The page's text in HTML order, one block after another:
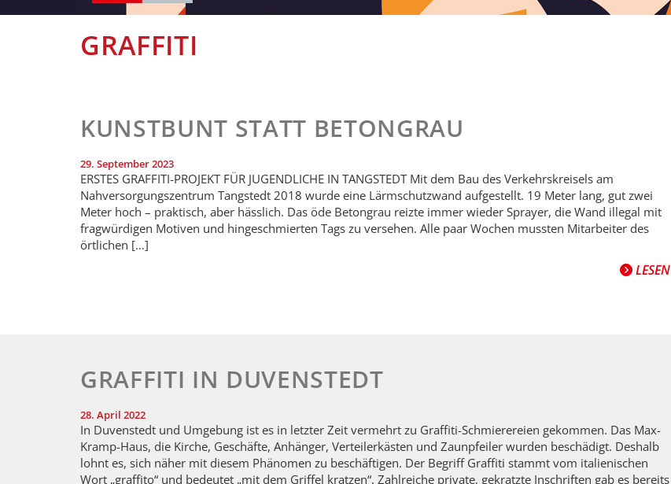
GRAFFITI
KUNSTBUNT STATT BETONGRAU
29. September 2023
ERSTES GRAFFITI-PROJEKT FÜR JUGENDLICHE IN TANGSTEDT Mit dem Bau des Verkehrskreisels am
Nahversorgungszentrum Tangstedt 2018 wurde eine Lärmschutzwand aufgestellt. 19 Meter lang, gut zwei
Meter hoch – praktisch, aber hässlich. Das öde Betongrau reizte immer wieder Sprayer, die Wand illegal mit
fragwürdigen Motiven und hingeschmierten Tags zu versehen. Alle paar Wochen mussten Mitarbeiter des
örtlichen […]
LESEN
GRAFFITI IN DUVENSTEDT
28. April 2022
In Duvenstedt und Umgebung ist es in letzter Zeit vermehrt zu Graffiti-Schmierereien gekommen. Das Max-
Kramp-Haus, die Kirche, Geschäfte, Anhänger, Verteilerkästen und Zaunpfeiler wurden beschädigt. Deshalb
lohnt es, sich näher mit diesem Phänomen zu beschäftigen. Der Begriff Graffiti stammt vom italienischen
Wort „graffito“ und bedeutet „mit dem Griffel kratzen“. Zahlreiche private, gekratzte Inschriften gab es bereits